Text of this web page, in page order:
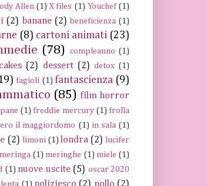
Allen (1) X files (1) Youchef (1)
(2) banane (2) beneficienza (1)
(8) cartoni animati (23)
(78) compleanno (1)
(2) dessert (2) detox (1)
fagioli (1) fantascienza (9)
(85) film horror
(1) freddie mercury (1) frolla
il maggiordomo (1) in sala (1)
(2) limoni (1) londra (2) lucifer
meringa (1) meringhe (1) miele (1)
(1) nuove uscite (5) oscar 2020
(1) poliziesco (2) pollo (2)